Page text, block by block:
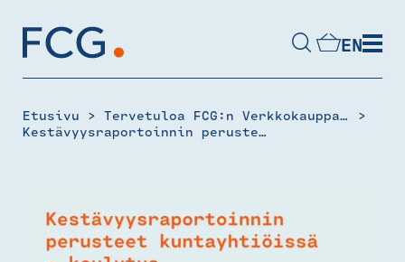
content
EN
Etusivu > Tervetuloa FCG:n Verkkokauppaan >
Kestävyysraportoinnin perusteet kuntayhtiöissä – koulutus